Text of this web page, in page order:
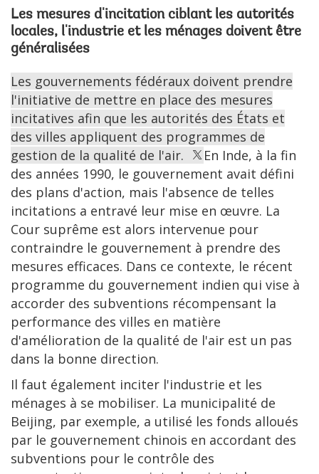
Les mesures d'incitation ciblant les autorités
locales, l'industrie et les ménages doivent être
généralisées
Les gouvernements fédéraux doivent prendre
l'initiative de mettre en place des mesures
incitatives afin que les autorités des États et
des villes appliquent des programmes de
gestion de la qualité de l'air.
En Inde, à la fin
des années 1990, le gouvernement avait défini
des plans d'action, mais l'absence de telles
incitations a entravé leur mise en œuvre. La
Cour suprême est alors intervenue pour
contraindre le gouvernement à prendre des
mesures efficaces. Dans ce contexte, le récent
programme du gouvernement indien qui vise à
accorder des subventions récompensant la
performance des villes en matière
d'amélioration de la qualité de l'air est un pas
dans la bonne direction.
Il faut également inciter l'industrie et les
ménages à se mobiliser. La municipalité de
Beijing, par exemple, a utilisé les fonds alloués
par le gouvernement chinois en accordant des
subventions pour le contrôle des